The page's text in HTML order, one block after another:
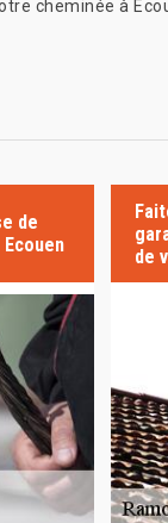
cheminée à
de
de